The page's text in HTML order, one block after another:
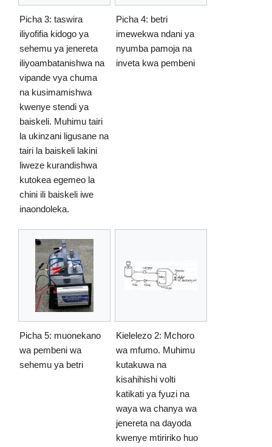
Picha 3: taswira
iliyofifia kidogo ya
sehemu ya jenereta
iliyoambatanishwa na
vipande vya chuma
na kusimamishwa
kwenye stendi ya
baiskeli. Muhimu tairi
la ukinzani ligusane na
tairi la baiskeli lakini
liweze kurandishwa
kutokea egemeo la
chini ili baiskeli iwe
inaondoleka.
Picha 4: betri
imewekwa ndani ya
nyumba pamoja na
inveta kwa pembeni
Picha 5: muonekano
wa pembeni wa
sehemu ya betri
Kielelezo 2: Mchoro
wa mfumo. Muhimu
kutakuwa na
kisahihishi volti
katikati ya fyuzi na
waya wa chanya wa
jenereta na dayoda
kwenye mtiririko huo